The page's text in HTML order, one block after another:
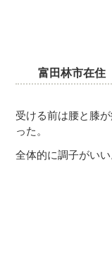
富田林市在
受ける前は腰と膝
った。
全体的に調子がいい